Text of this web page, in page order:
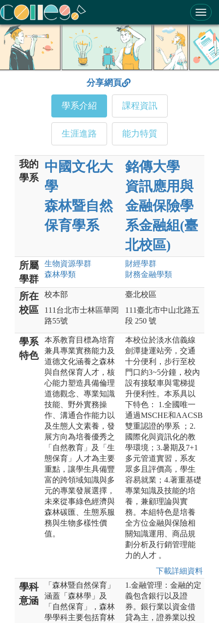
ColleGo! 大學選才與高中育才輔助系統
分享網頁
學系介紹 課程資訊
生涯進路 能力特質
我的
學系
中國文化大
學
森林暨自然
保育學系
銘傳大學
資訊應用與
金融保險學
系金融組(臺
北校區)
所屬
學群
生物資源學群
森林學類
財經學群
財務金融學類
所在
校區
校本部
111台北市士林區華岡
路55號
臺北校區
111臺北市中山北路五
段 250 號
學系
特色
本系教育目標為培育
兼具專業實務能力及
道德文化涵養之森林
與自然保育人才，核
心能力塑造具備倫理
道德觀念、專業知識
技能、野外實務操
作、溝通合作能力以
及生態人文素養，發
展方向為培養優秀之
「自然教育」及「生
態保育」人才為主要
重點，讓學生具備豐
富的跨領域知識與多
元的專業發展選擇，
未來從事綠色經濟與
森林碳匯、生態系服
務與生物多樣性價
值。
本校位於淡水信義線
劍潭捷運站旁，交通
十分便利，步行至校
門口約3~5分鐘，校內
設有接駁車與電梯提
升便利性。本系具以
下特色： 1.全國唯一
通過MSCHE和AACSB
雙重認證的學系 ；2.
國際化與資訊化的教
學環境；3.暑期及7+1
多元管道實習，系友
眾多且評價高，學生
容易就業；4.著重基礎
專業知識及技能的培
養，兼顧理論與實
務。本組特色是培養
全方位金融與保險相
關知識運用、商品規
劃分析及行銷管理能
力的人才 。
下載詳細資料
學科
意涵
「森林暨自然保育」
涵蓋「森林學」及
「自然保育」，森林
學學科主要包括育林
1.金融管理：金融的定
義包含銀行以及證
券。銀行業以資金借
貸為主，證券業以投